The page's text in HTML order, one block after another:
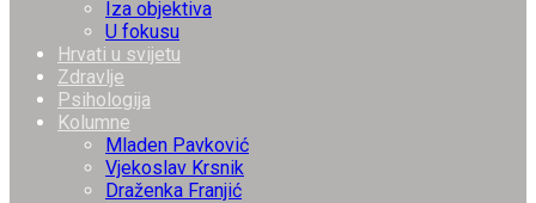
Iza objektiva
U fokusu
Hrvati u svijetu
Zdravlje
Psihologija
Kolumne
Mladen Pavković
Vjekoslav Krsnik
Draženka Franjić